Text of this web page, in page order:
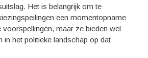
Het is belangrijk om te
een momentopname
voorspellingen, maar ze bieden wel
in het politieke landschap op dat